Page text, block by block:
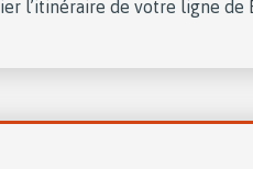
l’itinéraire de votre ligne